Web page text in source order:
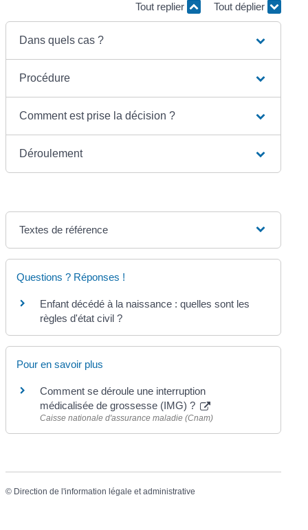
Tout replier Tout déplier
Dans quels cas ?
Procédure
Comment est prise la décision ?
Déroulement
Textes de référence
Questions ? Réponses !
Enfant décédé à la naissance : quelles sont les
règles d'état civil ?
Pour en savoir plus
Comment se déroule une interruption
médicalisée de grossesse (IMG) ?
Caisse nationale d'assurance maladie (Cnam)
© Direction de l'information légale et administrative